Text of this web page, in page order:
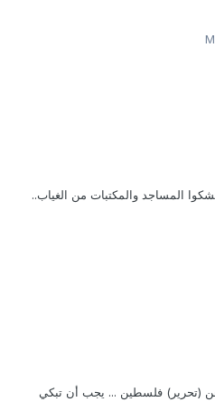
المساجد والمكتبات من الغياب..
(تحرير) فلسطين ... يجب أن تبكي